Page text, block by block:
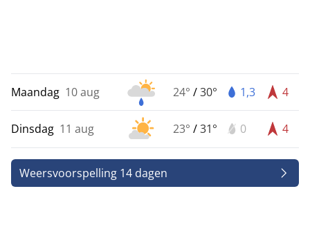
Maandag 10 aug 24° /30° 1,3 4
Dinsdag 11 aug 23° /31° 0 4
Weersvoorspelling 14 dagen